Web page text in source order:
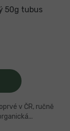
50g tubus
v ČR, ručně